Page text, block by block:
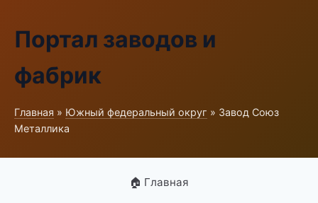
Портал заводов и
фабрик
Главная » Южный федеральный округ » Завод Союз
Металлика
🏠 Главная